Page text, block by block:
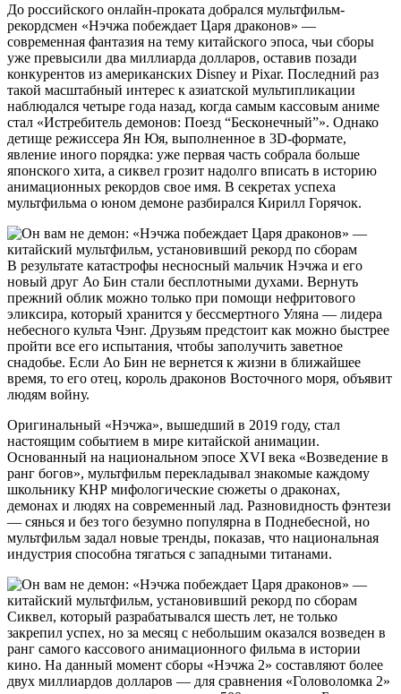
До российского онлайн-проката добрался мультфильм-
рекордсмен «Нэчжа побеждает Царя драконов» —
современная фантазия на тему китайского эпоса, чьи сборы
уже превысили два миллиарда долларов, оставив позади
конкурентов из американских Disney и Pixar. Последний раз
такой масштабный интерес к азиатской мультипликации
наблюдался четыре года назад, когда самым кассовым аниме
стал «Истребитель демонов: Поезд “Бесконечный”». Однако
детище режиссера Ян Юя, выполненное в 3D-формате,
явление иного порядка: уже первая часть собрала больше
японского хита, а сиквел грозит надолго вписать в историю
анимационных рекордов свое имя. В секретах успеха
мультфильма о юном демоне разбирался Кирилл Горячок.
В результате катастрофы несносный мальчик Нэчжа и его
новый друг Ао Бин стали бесплотными духами. Вернуть
прежний облик можно только при помощи нефритового
эликсира, который хранится у бессмертного Уляна — лидера
небесного культа Чэнг. Друзьям предстоит как можно быстрее
пройти все его испытания, чтобы заполучить заветное
снадобье. Если Ао Бин не вернется к жизни в ближайшее
время, то его отец, король драконов Восточного моря, объявит
людям войну.
Оригинальный «Нэчжа», вышедший в 2019 году, стал
настоящим событием в мире китайской анимации.
Основанный на национальном эпосе XVI века «Возведение в
ранг богов», мультфильм перекладывал знакомые каждому
школьнику КНР мифологические сюжеты о драконах,
демонах и людях на современный лад. Разновидность фэнтези
— сянься и без того безумно популярна в Поднебесной, но
мультфильм задал новые тренды, показав, что национальная
индустрия способна тягаться с западными титанами.
Сиквел, который разрабатывался шесть лет, не только
закрепил успех, но за месяц с небольшим оказался возведен в
ранг самого кассового анимационного фильма в истории
кино. На данный момент сборы «Нэчжа 2» составляют более
двух миллиардов долларов — для сравнения «Головоломка 2»